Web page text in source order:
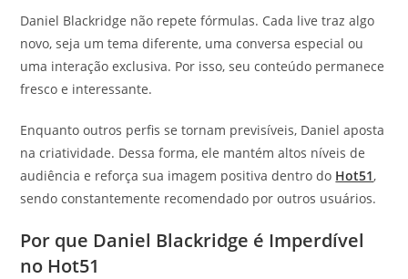
Daniel Blackridge não repete fórmulas. Cada live traz algo
novo, seja um tema diferente, uma conversa especial ou
uma interação exclusiva. Por isso, seu conteúdo permanece
fresco e interessante.
Enquanto outros perfis se tornam previsíveis, Daniel aposta
na criatividade. Dessa forma, ele mantém altos níveis de
audiência e reforça sua imagem positiva dentro do Hot51,
sendo constantemente recomendado por outros usuários.
Por que Daniel Blackridge é Imperdível
no Hot51